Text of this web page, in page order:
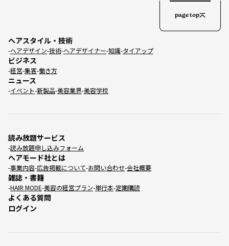
ヘアスタイル・技術
ヘアデザイン 技術 ヘアデザイナー 知識 タイアップ
ビジネス
経営 集客 働き方
ニュース
イベント 新製品 美容業界 美容学校
読み放題サービス
読み放題申し込みフォーム
ヘアモード社とは
事業内容 広告掲載について お問い合わせ 会社概要
雑誌・書籍
HAIR MODE 美容の経営プラン 単行本 定期購読
よくある質問
ログイン
page top